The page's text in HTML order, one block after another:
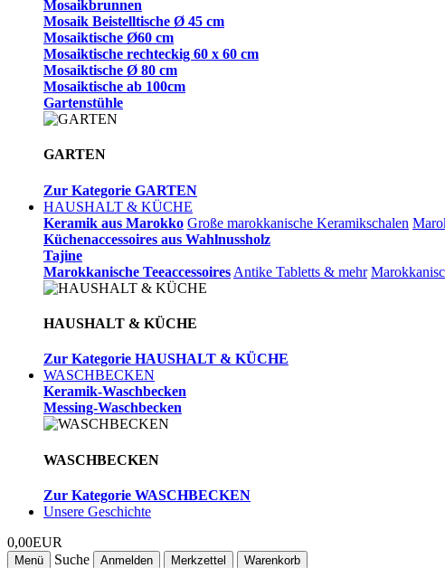
Mosaikbrunnen
Mosaik Beistelltische Ø 45 cm
Mosaiktische Ø60 cm
Mosaiktische rechteckig 60 x 60 cm
Mosaiktische Ø 80 cm
Mosaiktische ab 100cm
Gartenstühle
GARTEN
Zur Kategorie GARTEN
HAUSHALT & KÜCHE
Keramik aus Marokko Große marokkanische Keramikschalen
Küchenaccessoires aus Wahlnussholz
Tajine
Marokkanische Teeaccessoires Antike Tabletts & mehr
HAUSHALT & KÜCHE
Zur Kategorie HAUSHALT & KÜCHE
WASCHBECKEN
Keramik-Waschbecken
Messing-Waschbecken
WASCHBECKEN
Zur Kategorie WASCHBECKEN
Unsere Geschichte
0,00EUR
Menü Suche Anmelden Merkzettel
Warenkorb